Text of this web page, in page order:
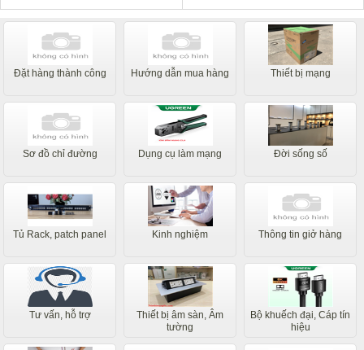
Đặt hàng thành công Hướng dẫn mua hàng Thiết bị mạng
Sơ đồ chỉ đường Dụng cụ làm mạng Đời sống số
Tủ Rack, patch panel Kinh nghiệm Thông tin giở hàng
Tư vấn, hỗ trợ
Thiết bị âm sàn, Âm
tường
Bộ khuếch đại, Cáp tín
hiệu